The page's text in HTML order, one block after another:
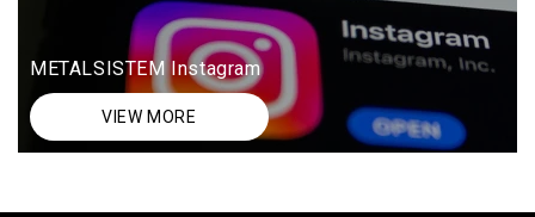
METALSISTEM Instagram
VIEW MORE